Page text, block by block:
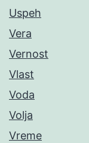
Uspeh
Vera
Vernost
Vlast
Voda
Volja
Vreme